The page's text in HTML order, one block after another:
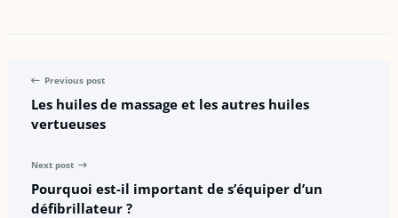
Previous post
Les huiles de massage et les autres huiles
vertueuses
Next post
Pourquoi est-il important de s’équiper d’un
défibrillateur ?